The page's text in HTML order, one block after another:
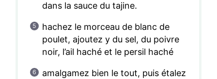
dans la sauce du tajine.
hachez le morceau de blanc de
poulet, ajoutez y du sel, du poivre
noir, l’ail haché et le persil haché
amalgamez bien le tout, puis étalez